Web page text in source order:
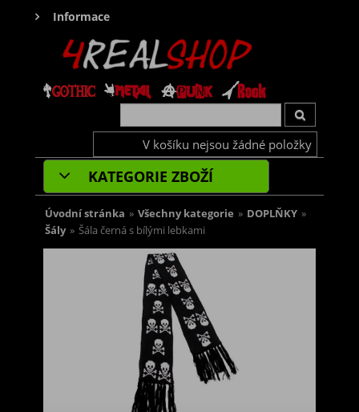
Informace
V košíku nejsou žádné položky
KATEGORIE ZBOŽÍ
Úvodní stránka » Všechny kategorie » DOPLŇKY »
Šály » Šála černá s bílými lebkami